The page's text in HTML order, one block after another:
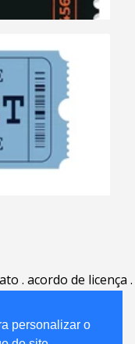
personalizar o
. acordo de licença .
Português